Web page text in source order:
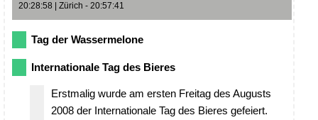
20:28:58 | Zürich - 20:57:41
Tag der Wassermelone
Internationale Tag des Bieres
Erstmalig wurde am ersten Freitag des Augusts
2008 der Internationale Tag des Bieres gefeiert.